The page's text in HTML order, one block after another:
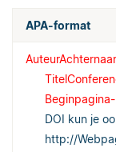
APA-format
DOI kun je
http://